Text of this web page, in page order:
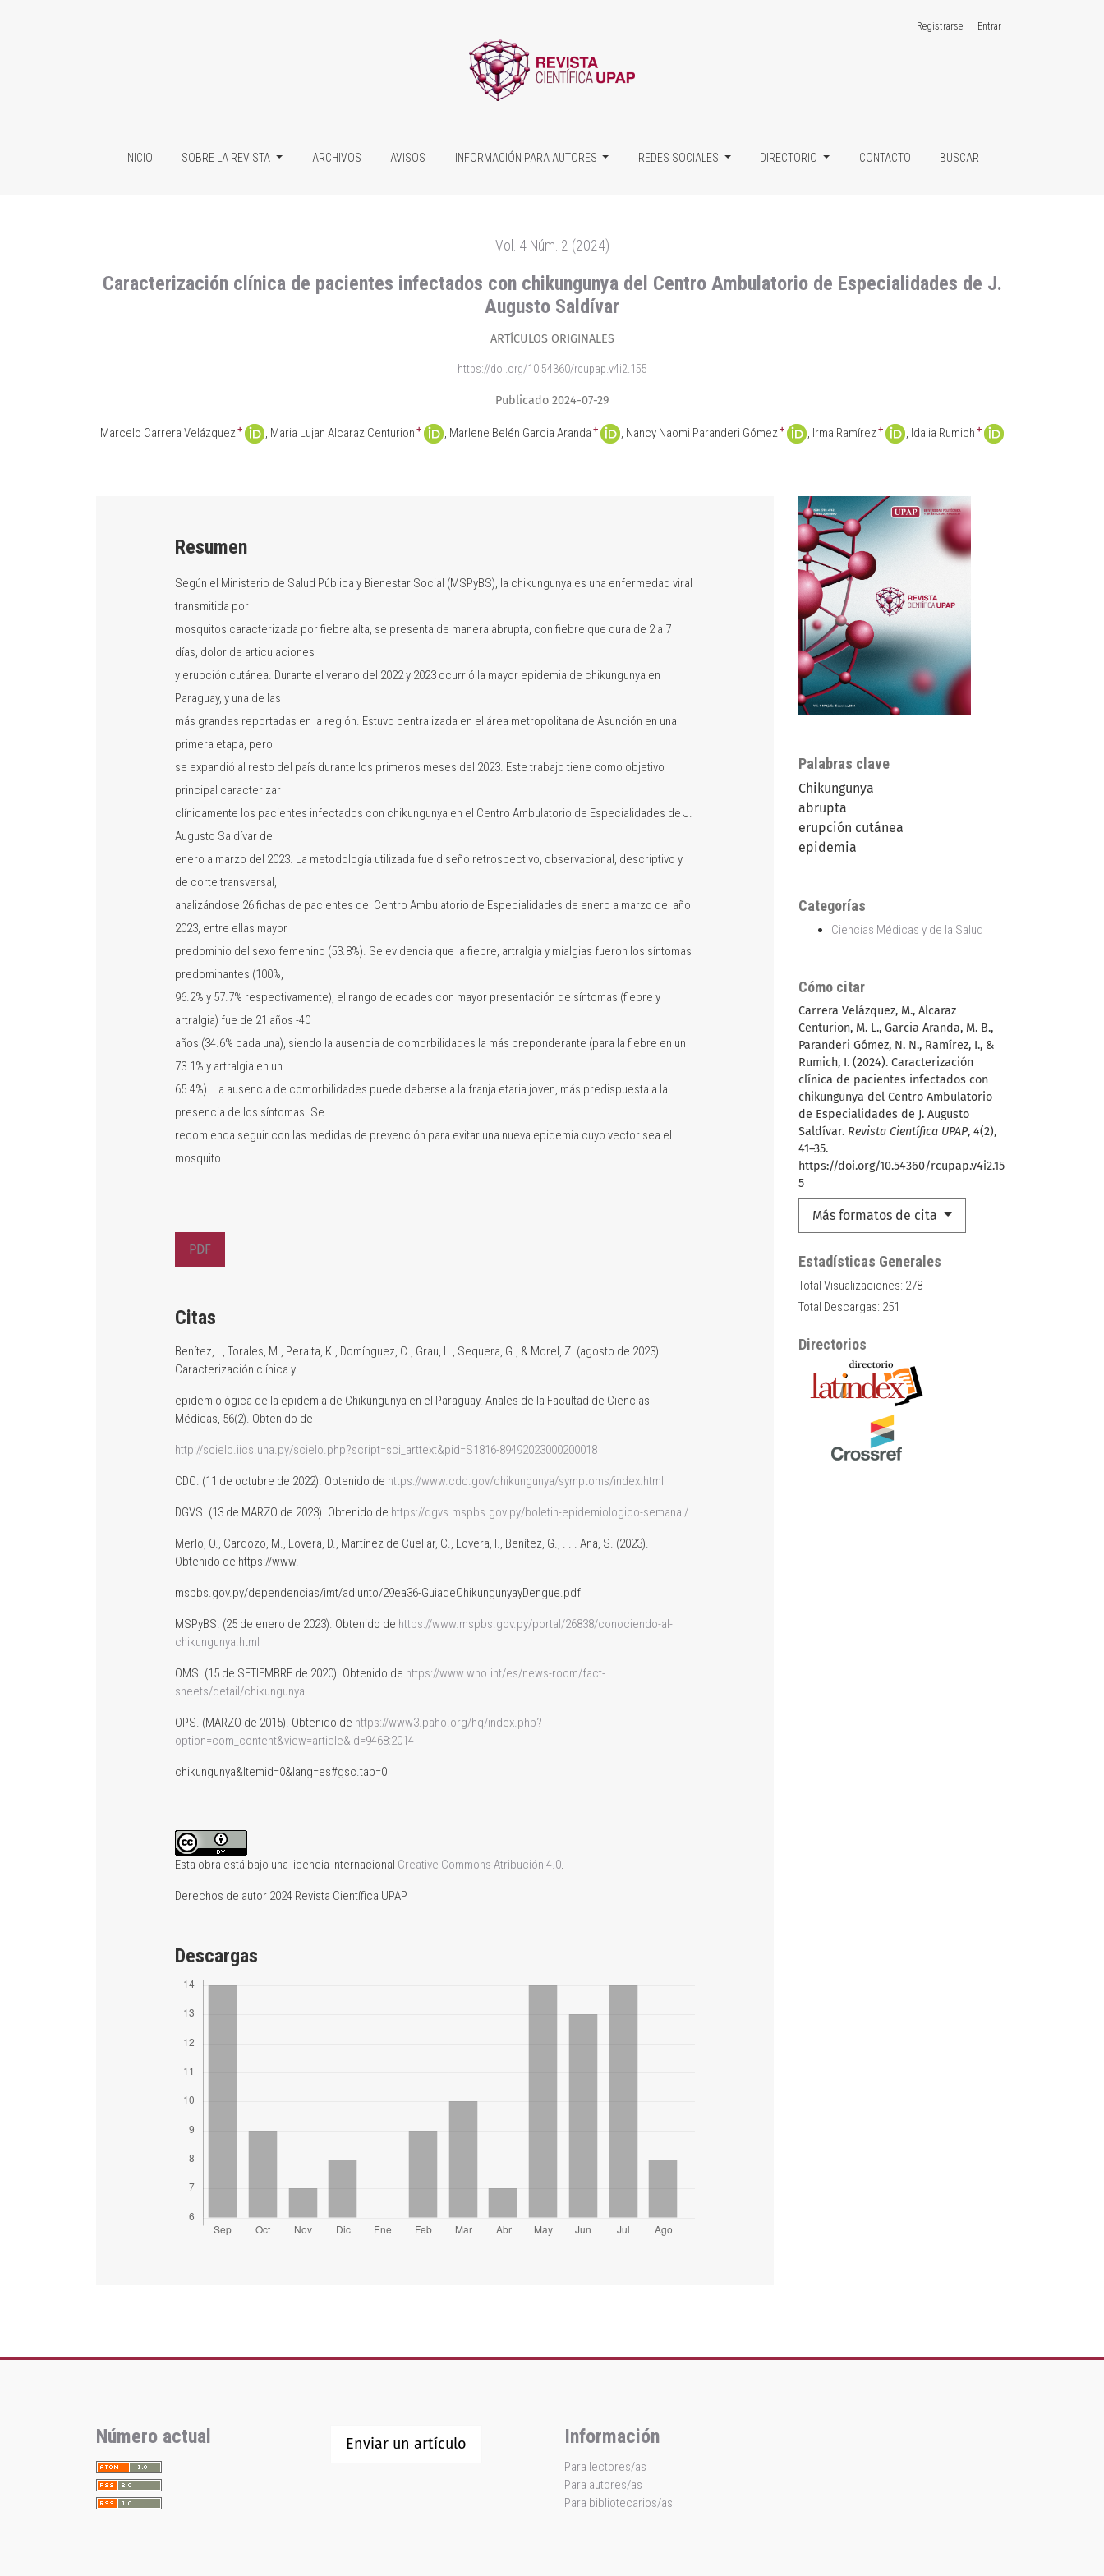
INICIO SOBRE LA REVISTA ARCHIVOS AVISOS INFORMACIÓN PARA AUTORES REDES SOCIALES DIRECTORIO CONTACTO BUSCAR
Registrarse Entrar
Vol. 4 Núm. 2 (2024)
Caracterización clínica de pacientes infectados con chikungunya del Centro Ambulatorio de Especialidades de J.
Augusto Saldívar
ARTÍCULOS ORIGINALES
https://doi.org/10.54360/rcupap.v4i2.155
Publicado 2024-07-29
Marcelo Carrera Velázquez + Maria Lujan Alcaraz Centurion + Marlene Belén Garcia Aranda + Nancy Naomi Paranderi Gómez + Irma Ramírez + Idalia Rumich +
Palabras clave
Chikungunya
abrupta
erupción cutánea
epidemia
Categorías
Ciencias Médicas y de la Salud
Cómo citar
Carrera Velázquez, M., Alcaraz
Centurion, M. L., Garcia Aranda, M. B.,
Paranderi Gómez, N. N., Ramírez, I., &
Rumich, I. (2024). Caracterización
clínica de pacientes infectados con
chikungunya del Centro Ambulatorio
de Especialidades de J. Augusto
Saldívar. Revista Científica UPAP, 4(2),
41–35.
https://doi.org/10.54360/rcupap.v4i2.15
5
Más formatos de cita
Estadísticas Generales
Total Visualizaciones: 278
Total Descargas: 251
Directorios
Resumen
Según el Ministerio de Salud Pública y Bienestar Social (MSPyBS), la chikungunya es una enfermedad viral
transmitida por
mosquitos caracterizada por fiebre alta, se presenta de manera abrupta, con fiebre que dura de 2 a 7
días, dolor de articulaciones
y erupción cutánea. Durante el verano del 2022 y 2023 ocurrió la mayor epidemia de chikungunya en
Paraguay, y una de las
más grandes reportadas en la región. Estuvo centralizada en el área metropolitana de Asunción en una
primera etapa, pero
se expandió al resto del país durante los primeros meses del 2023. Este trabajo tiene como objetivo
principal caracterizar
clínicamente los pacientes infectados con chikungunya en el Centro Ambulatorio de Especialidades de J.
Augusto Saldívar de
enero a marzo del 2023. La metodología utilizada fue diseño retrospectivo, observacional, descriptivo y
de corte transversal,
analizándose 26 fichas de pacientes del Centro Ambulatorio de Especialidades de enero a marzo del año
2023, entre ellas mayor
predominio del sexo femenino (53.8%). Se evidencia que la fiebre, artralgia y mialgias fueron los síntomas
predominantes (100%,
96.2% y 57.7% respectivamente), el rango de edades con mayor presentación de síntomas (fiebre y
artralgia) fue de 21 años -40
años (34.6% cada una), siendo la ausencia de comorbilidades la más preponderante (para la fiebre en un
73.1% y artralgia en un
65.4%). La ausencia de comorbilidades puede deberse a la franja etaria joven, más predispuesta a la
presencia de los síntomas. Se
recomienda seguir con las medidas de prevención para evitar una nueva epidemia cuyo vector sea el
mosquito.
PDF
Citas
Benítez, I., Torales, M., Peralta, K., Domínguez, C., Grau, L., Sequera, G., & Morel, Z. (agosto de 2023).
Caracterización clínica y
epidemiológica de la epidemia de Chikungunya en el Paraguay. Anales de la Facultad de Ciencias
Médicas, 56(2). Obtenido de
http://scielo.iics.una.py/scielo.php?script=sci_arttext&pid=S1816-89492023000200018
CDC. (11 de octubre de 2022). Obtenido de https://www.cdc.gov/chikungunya/symptoms/index.html
DGVS. (13 de MARZO de 2023). Obtenido de https://dgvs.mspbs.gov.py/boletin-epidemiologico-semanal/
Merlo, O., Cardozo, M., Lovera, D., Martínez de Cuellar, C., Lovera, I., Benítez, G., . . . Ana, S. (2023).
Obtenido de https://www.
mspbs.gov.py/dependencias/imt/adjunto/29ea36-GuiadeChikungunyayDengue.pdf
MSPyBS. (25 de enero de 2023). Obtenido de https://www.mspbs.gov.py/portal/26838/conociendo-al-
chikungunya.html
OMS. (15 de SETIEMBRE de 2020). Obtenido de https://www.who.int/es/news-room/fact-
sheets/detail/chikungunya
OPS. (MARZO de 2015). Obtenido de https://www3.paho.org/hq/index.php?
option=com_content&view=article&id=9468:2014-
chikungunya&Itemid=0&lang=es#gsc.tab=0
Esta obra está bajo una licencia internacional Creative Commons Atribución 4.0.
Derechos de autor 2024 Revista Científica UPAP
Descargas
Número actual Enviar un artículo Información
Para lectores/as
Para autores/as
Para bibliotecarios/as